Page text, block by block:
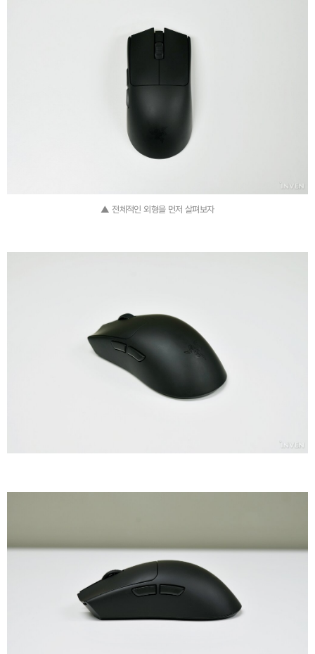
▲ 전체적인 외형을 먼저 살펴보자